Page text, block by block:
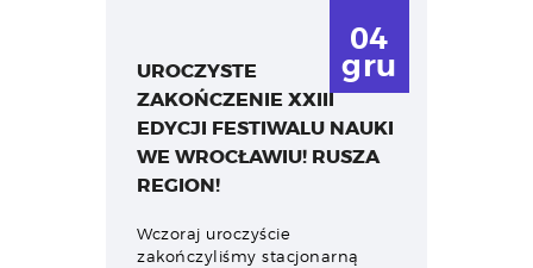
04
gru
UROCZYSTE
ZAKOŃCZENIE XXIII
EDYCJI FESTIWALU NAUKI
WE WROCŁAWIU! RUSZA
REGION!
Wczoraj uroczyście
zakończyliśmy stacjonarną